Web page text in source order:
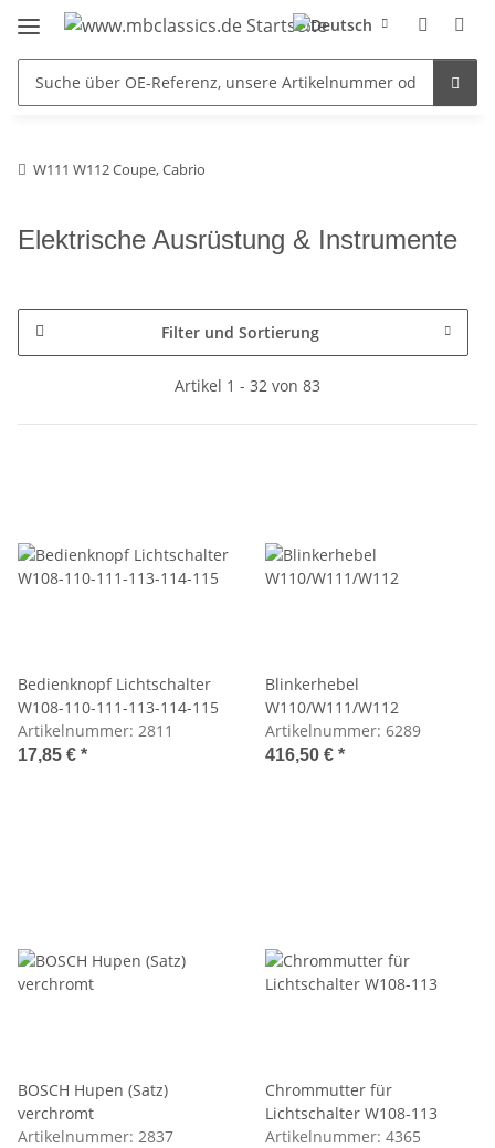
W111 W112 Coupe, Cabrio
Elektrische Ausrüstung & Instrumente
Filter und Sortierung
Artikel 1 - 32 von 83
Bedienknopf Lichtschalter
W108-110-111-113-114-115
Artikelnummer: 2811
17,85 € *
Blinkerhebel
W110/W111/W112
Artikelnummer: 6289
416,50 € *
BOSCH Hupen (Satz)
verchromt
Artikelnummer: 2837
Chrommutter für
Lichtschalter W108-113
Artikelnummer: 4365